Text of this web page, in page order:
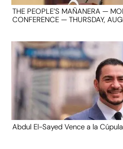
THE PEOPLE’S MAÑANERA —
CONFERENCE — THURSDAY,
Abdul El-Sayed Vence a la